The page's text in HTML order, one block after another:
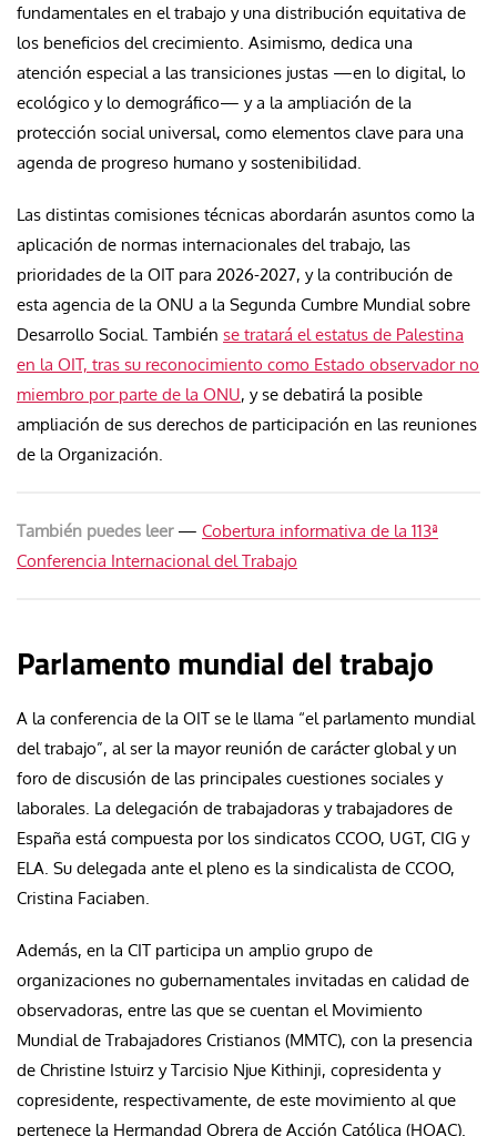
fundamentales en el trabajo y una distribución equitativa de
los beneficios del crecimiento. Asimismo, dedica una
atención especial a las transiciones justas —en lo digital, lo
ecológico y lo demográfico— y a la ampliación de la
protección social universal, como elementos clave para una
agenda de progreso humano y sostenibilidad.
Las distintas comisiones técnicas abordarán asuntos como la
aplicación de normas internacionales del trabajo, las
prioridades de la OIT para 2026-2027, y la contribución de
esta agencia de la ONU a la Segunda Cumbre Mundial sobre
Desarrollo Social. También se tratará el estatus de Palestina
en la OIT, tras su reconocimiento como Estado observador no
miembro por parte de la ONU, y se debatirá la posible
ampliación de sus derechos de participación en las reuniones
de la Organización.
También puedes leer— Cobertura informativa de la 113ª
Conferencia Internacional del Trabajo
Parlamento mundial del trabajo
A la conferencia de la OIT se le llama “el parlamento mundial
del trabajo”, al ser la mayor reunión de carácter global y un
foro de discusión de las principales cuestiones sociales y
laborales. La delegación de trabajadoras y trabajadores de
España está compuesta por los sindicatos CCOO, UGT, CIG y
ELA. Su delegada ante el pleno es la sindicalista de CCOO,
Cristina Faciaben.
Además, en la CIT participa un amplio grupo de
organizaciones no gubernamentales invitadas en calidad de
observadoras, entre las que se cuentan el Movimiento
Mundial de Trabajadores Cristianos (MMTC), con la presencia
de Christine Istuirz y Tarcisio Njue Kithinji, copresidenta y
copresidente, respectivamente, de este movimiento al que
pertenece la Hermandad Obrera de Acción Católica (HOAC).